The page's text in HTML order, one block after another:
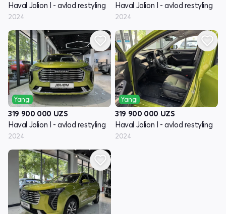
Haval Jolion I - avlod restyling
2024
Haval Jolion I - avlod restyling
2024
Yangi
319 900 000 UZS
Haval Jolion I - avlod restyling
2024
Yangi
319 900 000 UZS
Haval Jolion I - avlod restyling
2024